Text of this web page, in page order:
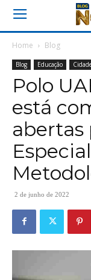
Home Blog
Blog Educação
Polo
está
abertas
2 de junho de 2022